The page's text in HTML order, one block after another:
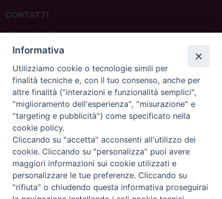
CONTATTI
ufficio: Casa Pio X
via Bonporti, 20 – 35141 Padova
tel: +39 351 619 2354
e mail:ufficiovocazionipadova@gmail.com
sede: Casa Sant'Andrea
via Valmarana, 20 – 35133 Padova
instagram:@casasantandreapadova
e mail:casasantandreapadova@gmail.com
Copyright© ChiesadiPadova2022 Privacy Policy
Informativa
Utilizziamo cookie o tecnologie simili per
finalità tecniche e, con il tuo consenso, anche per
altre finalità ("interazioni e funzionalità semplici",
"miglioramento dell'esperienza", "misurazione" e
"targeting e pubblicità") come specificato nella
cookie policy.
Cliccando su "accetta" acconsenti all'utilizzo dei
cookie. Cliccando su "personalizza" puoi avere
maggiori informazioni sui cookie utilizzati e
personalizzare le tue preferenze. Cliccando su
"rifiuta" o chiudendo questa informativa proseguirai